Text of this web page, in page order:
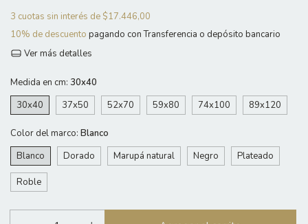
3 cuotas sin interés de $17.446,00
10% de descuento pagando con Transferencia o depósito bancario
Ver más detalles
Medida en cm: 30x40
30x40
37x50 52x70 59x80 74x100 89x120
Color del marco: Blanco
Blanco
Dorado Marupá natural Negro Plateado
Roble